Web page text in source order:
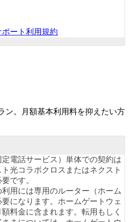
ート利用規約
ン。月額基本利用料を抑えたい方
電話サービス）単体での契約は
光コラボクロスまたはネクスト
です。
用には専用のルーター（ホーム
になります。ホームゲートウェ
料金に含まれます。転用もしく